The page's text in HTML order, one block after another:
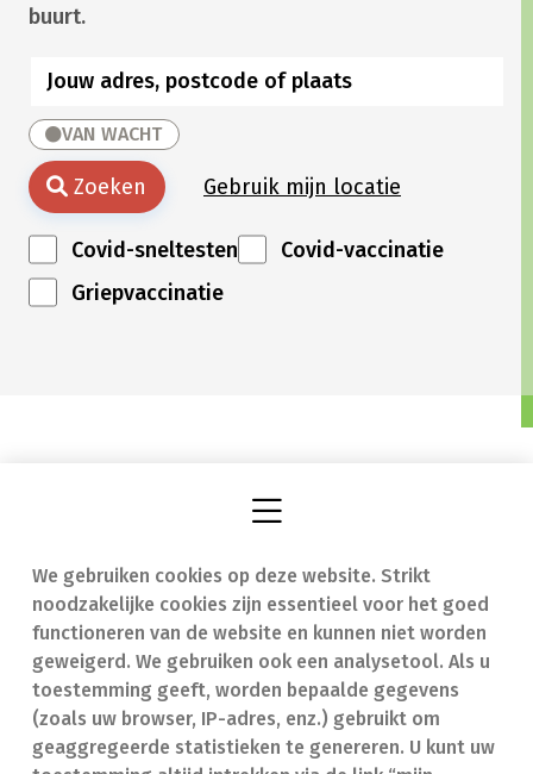
We gebruiken cookies op deze website. Strikt
noodzakelijke cookies zijn essentieel voor het goed
functioneren van de website en kunnen niet worden
geweigerd. We gebruiken ook een analysetool. Als u
toestemming geeft, worden bepaalde gegevens
(zoals uw browser, IP-adres, enz.) gebruikt om
geaggregeerde statistieken te genereren. U kunt uw
buurt.
VAN WACHT
Zoeken Gebruik mijn locatie
Covid-sneltesten
Covid-vaccinatie
Griepvaccinatie
Vind een apotheek
Onze expertise
Ziekten
Geneesmiddelen
In geval van nood
Contact
Veelgestelde vragen
(FAQ)